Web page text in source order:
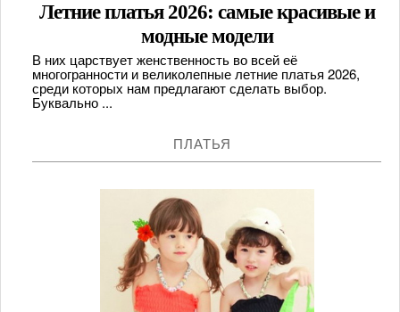
Летние платья 2026: самые красивые и
модные модели
В них царствует женственность во всей её
многогранности и великолепные летние платья 2026,
среди которых нам предлагают сделать выбор.
Буквально ...
ПЛАТЬЯ